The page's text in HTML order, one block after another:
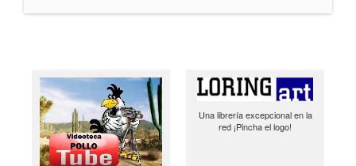
Una librería excepcional en la
red ¡Pincha el logo!